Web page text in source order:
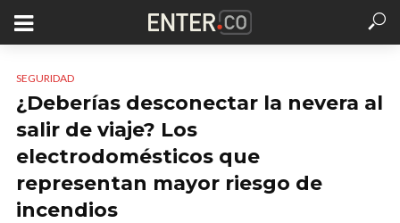
SEGURIDAD
¿Deberías desconectar la nevera al
salir de viaje? Los
electrodomésticos que
representan mayor riesgo de
incendios